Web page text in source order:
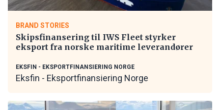
BRAND STORIES
Skipsfinansering til IWS Fleet styrker
eksport fra norske maritime leverandører
EKSFIN - EKSPORTFINANSIERING NORGE
Eksfin - Eksportfinansiering Norge